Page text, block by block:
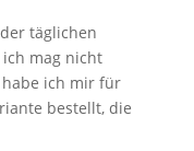
täglichen
ich mag nicht
ich mir für
bestellt, die